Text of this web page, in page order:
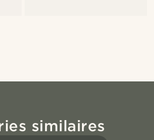
similaires